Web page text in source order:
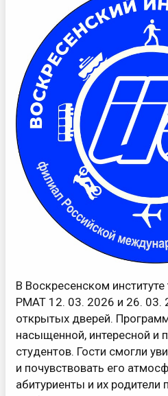
В Воскресенском
РМАТ 12. 03. 2026 и 26. 03.
открытых дверей.
насыщенной, интересной и
студентов. Гости смогли
и почувствовать его
абитуриенты и их родители